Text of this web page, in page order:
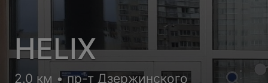
HELIX
2.0 км • пр-т Дзержинского